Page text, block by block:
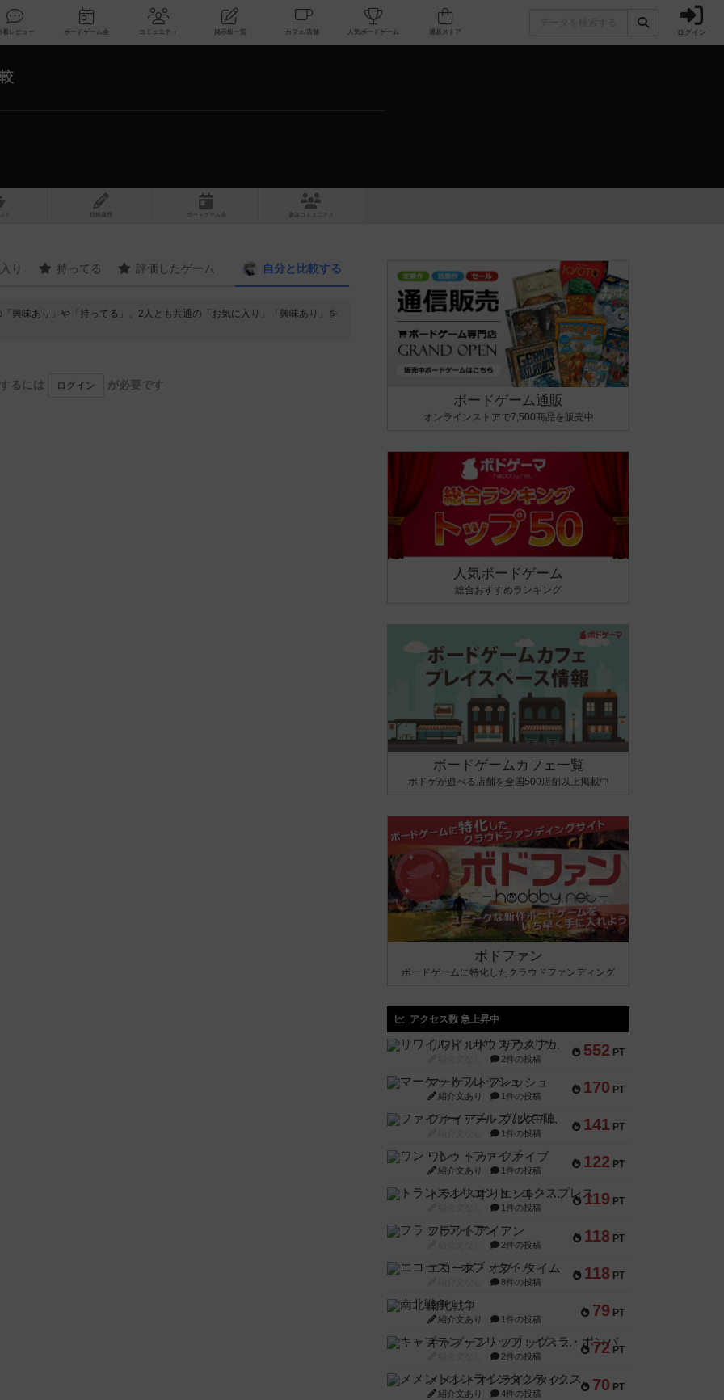
新着レビュー ボードゲーム会 コミュニティ 掲示板一覧 カフェ/店舗 人気ボードゲーム ログイン
ト 投稿履歴 ボ ドゲ ーム コミュニティ
り 持ってる 評価したゲーム 自分と 比較する
興味あり」や「持ってる」、2人とも共通の「お気に入り」「興味あり」を
るには ログイン が必要です
ボードゲーム通販
オンラインストアで7,500商品を販売中
人気ボードゲーム
総合おすすめランキング
ボードゲームカフェ一覧
ボドゲが遊べる店舗を全国500店舗以上掲載中
ボドファン
ボードゲームに特化したクラウドファンディング
アクセス数 急上昇中
552 PT
リワイルド：サウスアメリカ
2件の投稿
170 PT
マーケットフレッシュ
紹介文あり 1件の投稿
141 PT
ファイアー・ブルズ / 火牛陣
1件の投稿
122 PT
ワン・トゥ・ファイブ
紹介文あり 1件の投稿
119 PT
トランスオリエント・エクスプレス
1件の投稿
118 PT
フラットアイアン
2件の投稿
118 PT
エコーズ・オブ・タイム
8件の投稿
79 PT
南北戦争
紹介文あり 1件の投稿
72 PT
キャプテン・フリップ：イスラ・ボンバ
2件の投稿
70 PT
メメントオンラインタクティクス
紹介文あり 4件の投稿